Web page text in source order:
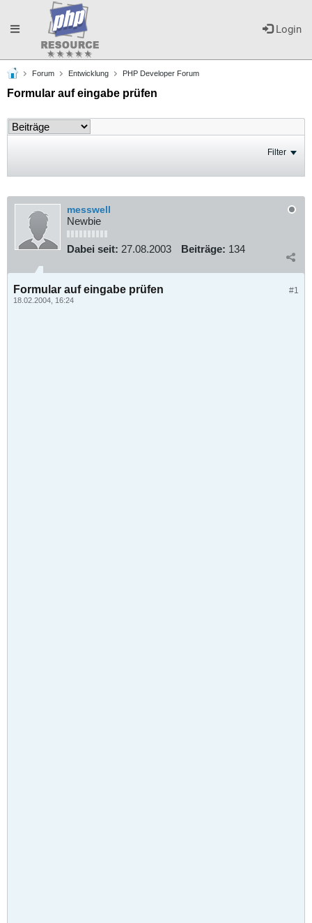
Login
Toggle
navigation
Forum Entwicklung PHP Developer Forum
Formular auf eingabe prüfen
Filter
messwell
Newbie
Dabei seit: 27.08.2003 Beiträge: 134
#1
Formular auf eingabe prüfen
18.02.2004, 16:24